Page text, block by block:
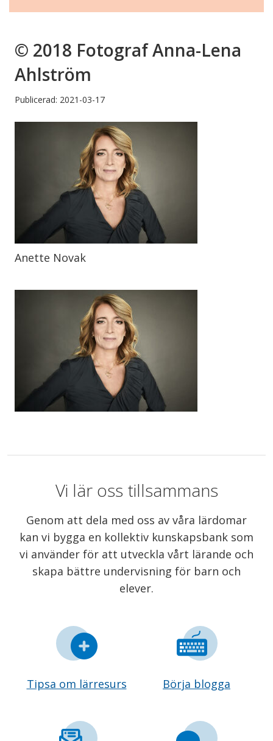
© 2018 Fotograf Anna-Lena
Ahlström
Publicerad: 2021-03-17
Anette Novak
Vi lär oss tillsammans
Genom att dela med oss av våra lärdomar
kan vi bygga en kollektiv kunskapsbank som
vi använder för att utveckla vårt lärande och
skapa bättre undervisning för barn och
elever.
Tipsa om lärresurs Börja blogga